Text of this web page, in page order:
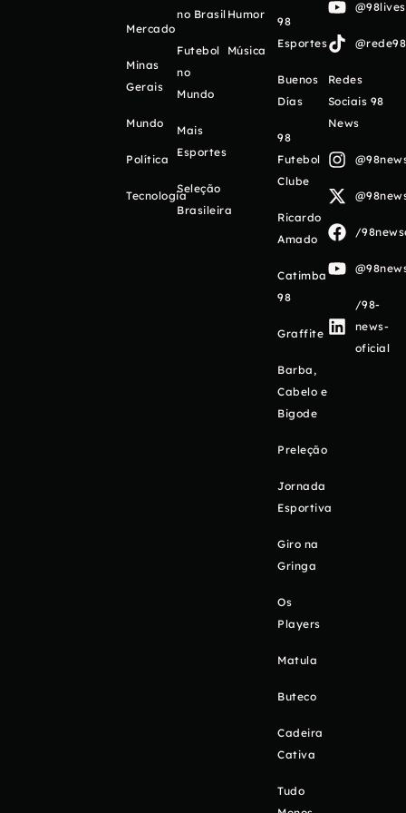
Mercado
Minas
Gerais
Mundo
Política
Tecnologia
no Brasil
Futebol
no
Mundo
Mais
Esportes
Seleção
Brasileira
Humor
Música
98
Esportes
Buenos
Días
98
Futebol
Clube
Ricardo
Amado
Catimba
98
Graffite
Barba,
Cabelo e
Bigode
Preleção
Jornada
Esportiva
Giro na
Gringa
Os
Players
Matula
Buteco
Cadeira
Cativa
Tudo
Redes
Sociais 98
News
/
/98-
news-
oficial